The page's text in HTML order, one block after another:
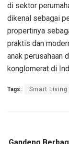
di sektor
dikenal sebagai
propertinya
praktis dan
anak perusahaan
konglomerat di
Tags: Smart Living